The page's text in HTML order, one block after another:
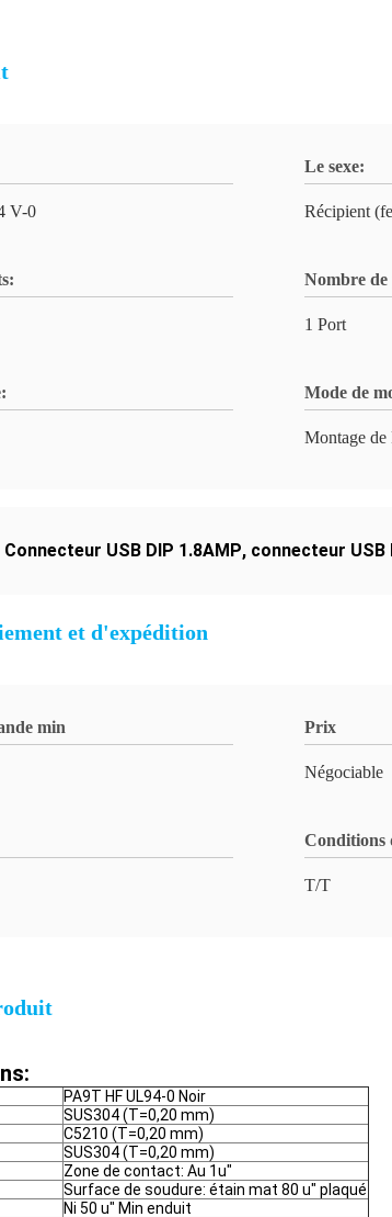
V-0
Le sexe:
Récipient
Nombre de
1 Port
Mode de
Montage de
Connecteur USB DIP 1.8AMP, connecteur USB
et d'expédition
min Prix
Négociable
Conditions
T/T
PA9T HF UL94-0 Noir
SUS304 (T=0,20 mm)
C5210 (T=0,20 mm)
SUS304 (T=0,20 mm)
Zone de contact: Au 1u"
Surface de soudure: étain mat 80 u" plaqué
Ni 50 u" Min enduit